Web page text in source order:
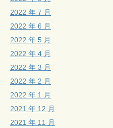
2022 年 7 月
2022 年 6 月
2022 年 5 月
2022 年 4 月
2022 年 3 月
2022 年 2 月
2022 年 1 月
2021 年 12 月
2021 年 11 月